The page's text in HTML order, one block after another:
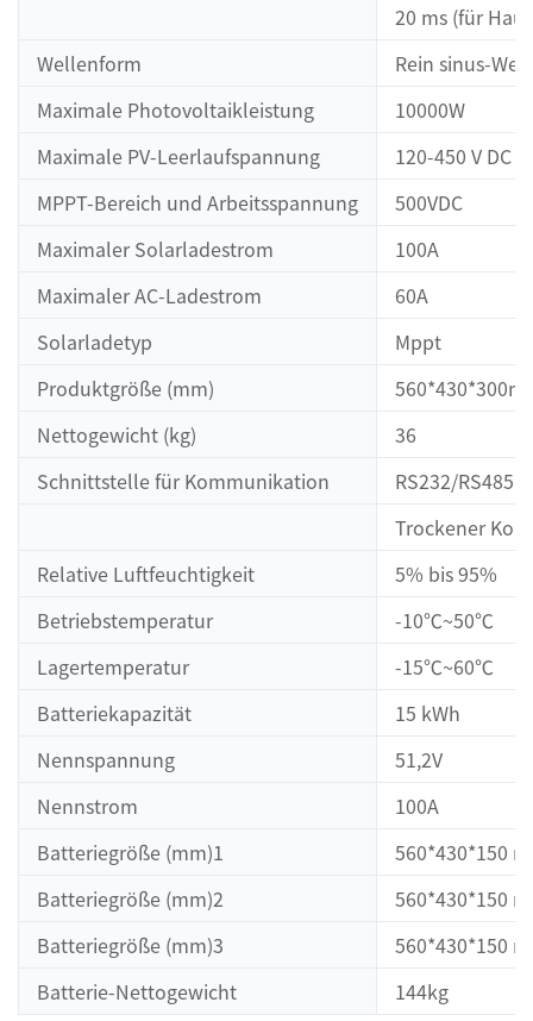
20 ms (für
Wellenform
Rein sinus-
Maximale Photovoltaikleistung
10000W
Maximale PV-Leerlaufspannung
120-450 V DC
MPPT-Bereich und Arbeitsspannung
500VDC
Maximaler Solarladestrom
100A
Maximaler AC-Ladestrom
60A
Solarladetyp
Mppt
Produktgröße (mm)
Nettogewicht (kg)
36
Schnittstelle für Kommunikation
RS232/RS485
Trockener
Relative Luftfeuchtigkeit
5% bis 95%
Betriebstemperatur
-10℃~50℃
Lagertemperatur
-15℃~60℃
Batteriekapazität
15 kWh
Nennspannung
51,2V
Nennstrom
100A
Batteriegröße (mm)1
560*430*150
Batteriegröße (mm)2
560*430*150
Batteriegröße (mm)3
560*430*150
Batterie-Nettogewicht
144kg